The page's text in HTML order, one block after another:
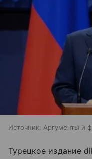
Источник: Аргументы и
Турецкое издание